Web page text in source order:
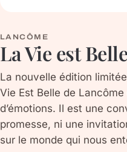
LANCÔME
La Vie est
La nouvelle édition
Vie Est Belle de
d’émotions. Il est une
promesse, ni une
sur le monde qui nous